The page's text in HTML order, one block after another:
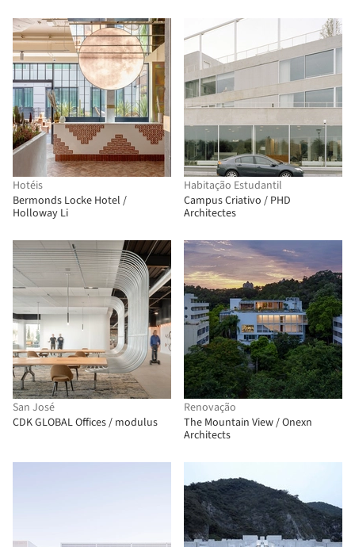
Hotéis
Bermonds Locke Hotel /
Holloway Li
Habitação Estudantil
Campus Criativo / PHD
Architectes
San José
CDK GLOBAL Offices / modulus
Renovação
The Mountain View / Onexn
Architects